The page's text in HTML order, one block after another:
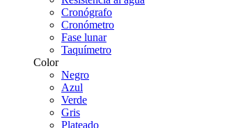
Cronógrafo
Cronómetro
Fase lunar
Taquímetro
Color
Negro
Azul
Verde
Gris
Plateado